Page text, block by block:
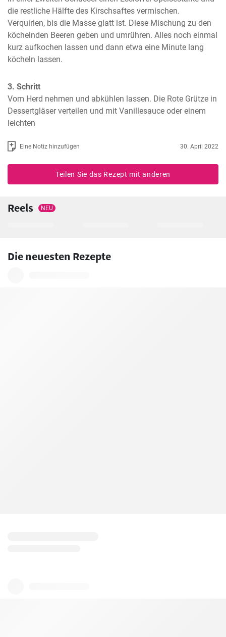
die restliche Hälfte des Kirschsaftes vermischen.
Verquirlen, bis die Masse glatt ist. Diese Mischung zu den
köchelnden Beeren geben und umrühren. Alles noch einmal
kurz aufkochen lassen und dann etwa eine Minute lang
köcheln lassen.
3. Schritt
Vom Herd nehmen und abkühlen lassen. Die Rote Grütze in
Dessertgläser verteilen und mit Vanillesauce oder einem
leichten
Eine Notiz hinzufügen 30. April 2022
Teilen Sie das Rezept mit anderen
Reels NEU
Die neuesten Rezepte